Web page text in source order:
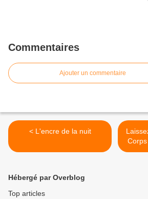
Commentaires
Ajouter un commentaire
< L'encre de la nuit
Hébergé par Overblog
Top articles